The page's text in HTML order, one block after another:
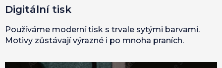
Digitální tisk
Používáme moderní tisk s trvale sytými barvami.
Motivy zůstávají výrazné i po mnoha praních.